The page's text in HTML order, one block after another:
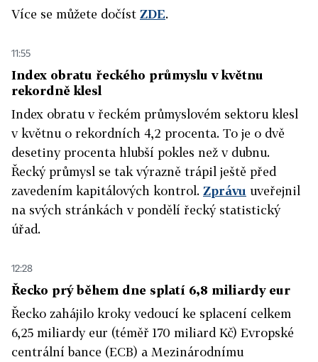
Více se můžete dočíst ZDE.
11:55
Index obratu řeckého průmyslu v květnu
rekordně klesl
Index obratu v řeckém průmyslovém sektoru klesl
v květnu o rekordních 4,2 procenta. To je o dvě
desetiny procenta hlubší pokles než v dubnu.
Řecký průmysl se tak výrazně trápil ještě před
zavedením kapitálových kontrol. Zprávu uveřejnil
na svých stránkách v pondělí řecký statistický
úřad.
12:28
Řecko prý během dne splatí 6,8 miliardy eur
Řecko zahájilo kroky vedoucí ke splacení celkem
6,25 miliardy eur (téměř 170 miliard Kč) Evropské
centrální bance (ECB) a Mezinárodnímu